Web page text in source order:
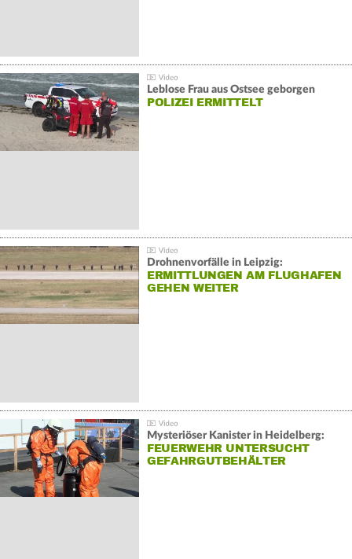
Leblose Frau aus Ostsee geborgen
POLIZEI ERMITTELT
Drohnenvorfälle in Leipzig:
ERMITTLUNGEN AM FLUGHAFEN
GEHEN WEITER
Mysteriöser Kanister in Heidelberg:
FEUERWEHR UNTERSUCHT
GEFAHRGUTBEHÄLTER